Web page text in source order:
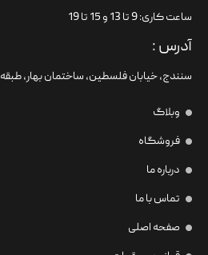
ساعت کاری: 9 تا 13 و 15 تا 19
آدرس :
سنندج، خیابان فلسطین،‌ ساختمان بهار، طبقه2
وبلاگ
فروشگاه
درباره ما
تماس با ما
صفحه اصلی